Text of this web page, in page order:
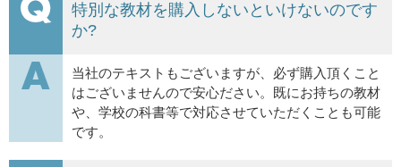
特別な教材を購入しないといけないのです
か?
当社のテキストもございますが、必ず購入頂くこと
はございませんので安心ださい。既にお持ちの教材
や、学校の科書等で対応させていただくことも可能
です。